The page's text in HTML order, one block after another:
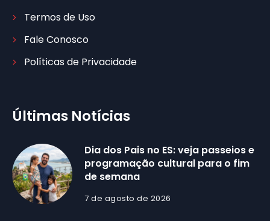
Termos de Uso
Fale Conosco
Políticas de Privacidade
Últimas Notícias
Dia dos Pais no ES: veja passeios e
programação cultural para o fim
de semana
7 de agosto de 2026